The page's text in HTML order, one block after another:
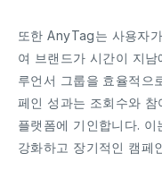
또한 AnyTag는 사용자
여 브랜드가 시간이 지
루언서 그룹을 효율적으
페인 성과는 조회수와
플랫폼에 기인합니다.
강화하고 장기적인 캠페